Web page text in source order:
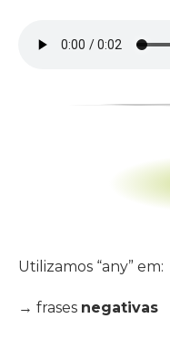
Utilizamos “any” em:
→ frases negativas